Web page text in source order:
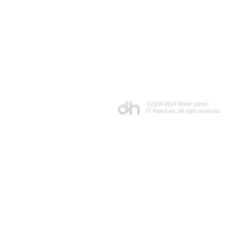
©2004-2014 Robin panel
IT Patrol inc. All right reserved.